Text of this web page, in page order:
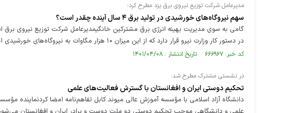
مدیرعامل شرکت توزیع نیروی برق یزد مطرح کرد؛
سهم نیروگاه‌های خورشیدی در تولید برق ۴ سال آینده چقدر است؟
در دستور کار وزارت نیرو قرار دارد که از این میزان ۱۰ هزار مگاوات به نیروگاه‌های خورشیدی اختصاص دارد.
کد خبر: ۶۶۶۹۶۷ تاریخ انتشار : ۱۴۰۱/۰۴/۰۸
در نشستی مشترک مطرح شد؛
تحکیم دوستی ایران و افغانستان با گسترش فعالیت‌های علمی
دانشگاه آزاد اسلامی با مؤسسه آموزش عالی میوند کابل تفاهم‌نامه امضا کردنماینده